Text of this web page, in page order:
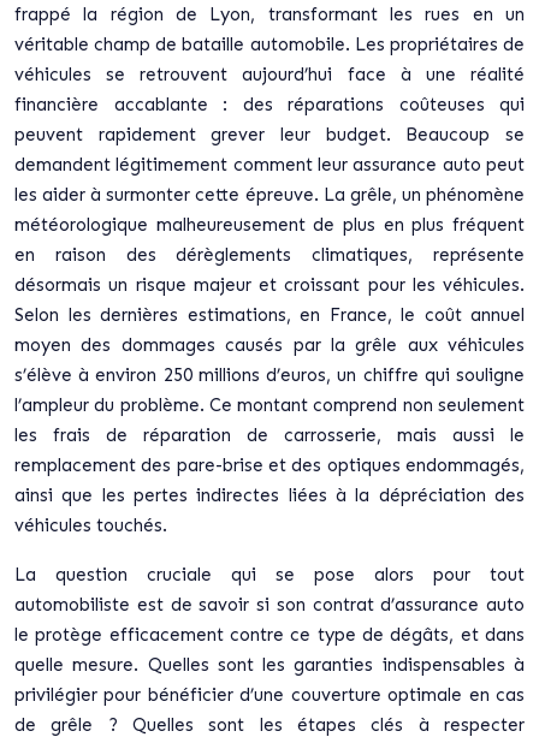
frappé la région de Lyon, transformant les rues en un
véritable champ de bataille automobile. Les propriétaires de
véhicules se retrouvent aujourd’hui face à une réalité
financière accablante : des réparations coûteuses qui
peuvent rapidement grever leur budget. Beaucoup se
demandent légitimement comment leur assurance auto peut
les aider à surmonter cette épreuve. La grêle, un phénomène
météorologique malheureusement de plus en plus fréquent
en raison des dérèglements climatiques, représente
désormais un risque majeur et croissant pour les véhicules.
Selon les dernières estimations, en France, le coût annuel
moyen des dommages causés par la grêle aux véhicules
s’élève à environ 250 millions d’euros, un chiffre qui souligne
l’ampleur du problème. Ce montant comprend non seulement
les frais de réparation de carrosserie, mais aussi le
remplacement des pare-brise et des optiques endommagés,
ainsi que les pertes indirectes liées à la dépréciation des
véhicules touchés.
La question cruciale qui se pose alors pour tout
automobiliste est de savoir si son contrat d’assurance auto
le protège efficacement contre ce type de dégâts, et dans
quelle mesure. Quelles sont les garanties indispensables à
privilégier pour bénéficier d’une couverture optimale en cas
de grêle ? Quelles sont les étapes clés à respecter